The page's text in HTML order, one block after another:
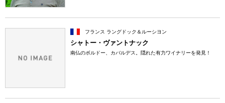
フランス ラングドック＆ルーシヨン
シャトー・ヴァントナック
南仏のボルドー、カバルデス。隠れた有力ワイナリーを発見！